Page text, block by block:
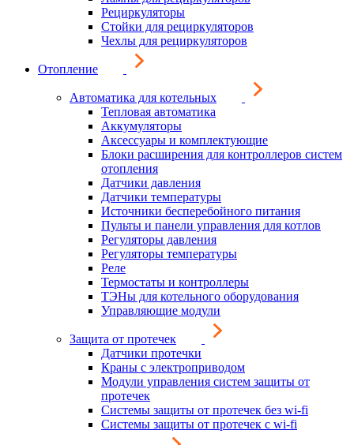
Рециркуляторы
Стойки для рециркуляторов
Чехлы для рециркуляторов
Отопление
Автоматика для котельных
Тепловая автоматика
Аккумуляторы
Аксессуары и комплектующие
Блоки расширения для контроллеров систем
отопления
Датчики давления
Датчики температуры
Источники бесперебойного питания
Пульты и панели управления для котлов
Регуляторы давления
Регуляторы температуры
Реле
Термостаты и контроллеры
ТЭНы для котельного оборудования
Управляющие модули
Защита от протечек
Датчики протечки
Краны с электроприводом
Модули управления систем защиты от
протечек
Системы защиты от протечек без wi-fi
Системы защиты от протечек с wi-fi